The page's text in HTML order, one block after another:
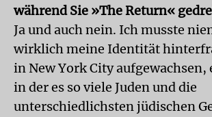
während Sie »The Return«
Ja und auch nein. Ich musste
wirklich meine Identität
in New York City aufgewachsen,
in der es so viele Juden und die
unterschiedlichsten jüdischen